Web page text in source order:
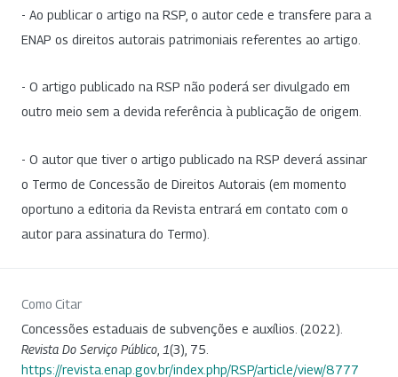
- Ao publicar o artigo na RSP, o autor cede e transfere para a
ENAP os direitos autorais patrimoniais referentes ao artigo.
- O artigo publicado na RSP não poderá ser divulgado em
outro meio sem a devida referência à publicação de origem.
- O autor que tiver o artigo publicado na RSP deverá assinar
o Termo de Concessão de Direitos Autorais (em momento
oportuno a editoria da Revista entrará em contato com o
autor para assinatura do Termo).
Como Citar
Concessões estaduais de subvenções e auxílios. (2022).
Revista Do Serviço Público 1(3), 75.
https://revista.enap.gov.br/index.php/RSP/article/view/8777